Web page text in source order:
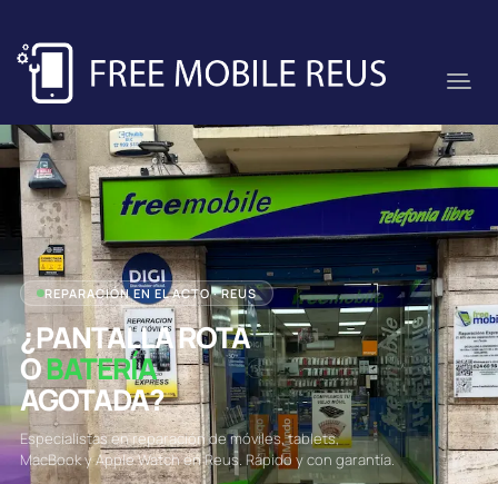
REPARACIÓN EN EL ACTO · REUS
¿PANTALLA ROTA
OBATERÍA
AGOTADA?
Especialistas en reparación de móviles, tablets,
MacBook y Apple Watch en Reus. Rápido y con garantía.